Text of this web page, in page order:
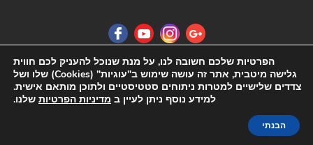
© כל הזכויות שמורות לאלקטרו-גל יבוא ושירות בע"מ
הפרטיות שלכם חשובה לנו, על מנת שנוכל להעניק לכם חווית
גלישה מיטבית, אתר זה עושה שימוש ב"עוגיות" (Cookies) שלו ושל
צדדים שלישיים למטרות ניתוחים סטטיסטיים ולתוכן מותאם אישית.
למידע נוסף ניתן לעיין ב מדיניות הפרטיות שלנו.
הבנתי